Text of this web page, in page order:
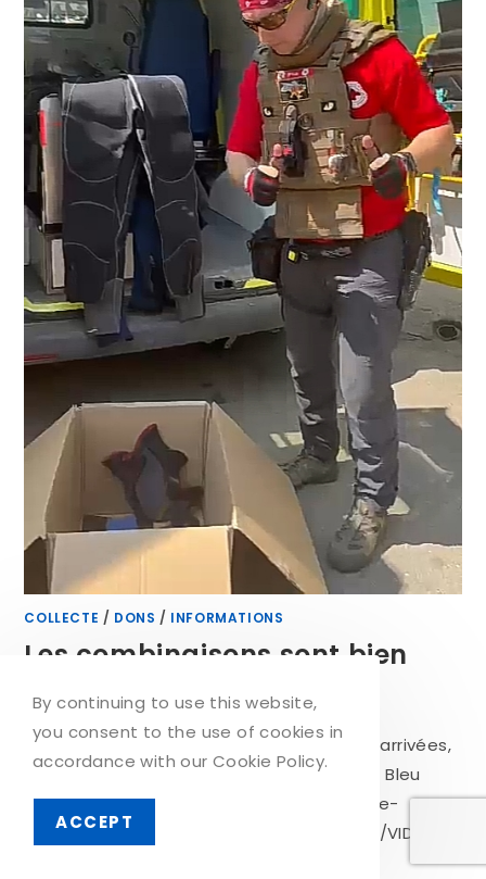
COLLECTE / DONS / INFORMATIONS
Les combinaisons sont bien
arrivées à Kherson
Les combinaisons pour Kherson sont bien arrivées,
merci à Henry du club de plongée parisien Bleu
Passion, et à Florent. https://ate-solidarite-
ukraine.org/wp-content/uploads/2023/06/VID-
By continuing to use this website,
you consent to the use of cookies in
accordance with our Cookie Policy.
ACCEPT